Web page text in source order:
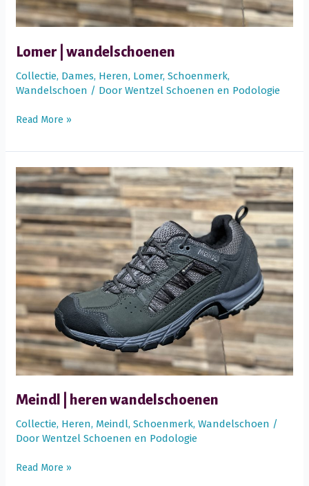
Lomer | wandelschoenen
Collectie, Dames, Heren, Lomer,Schoenmerk,
Wandelschoen / DoorWentzel Schoenen en Podologie
Lomer
wandelschoenen
Read More »
Meindl | heren wandelschoenen
Collectie, Heren, Meindl,Schoenmerk,Wandelschoen /
DoorWentzel Schoenen en Podologie
Meindl
Read More »